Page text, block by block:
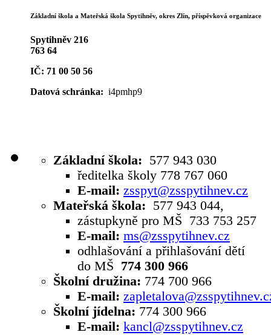
Základní škola a Mateřská škola Spytihněv, okres Zlín, příspěvková organizace
Spytihněv 216
763 64
IČ: 71 00 50 56
Datová schránka: i4pmhp9
Základní škola: 577 943 030
ředitelka školy 778 767 060
E-mail: zsspyt@zsspytihnev.cz
Mateřská škola: 577 943 044,
zástupkyně pro MŠ 733 753 257
E-mail: ms@zsspytihnev.cz
odhlašování a přihlašování dětí
do MŠ 774 300 966
Školní družina: 774 700 966
E-mail:
Školní jídelna: 774 300 966
E-mail: kancl@zsspytihnev.cz